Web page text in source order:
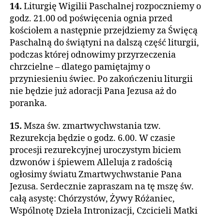
14. Liturgię Wigilii Paschalnej rozpoczniemy o
godz. 21.00 od poświęcenia ognia przed
kościołem a następnie przejdziemy za Święcą
Paschalną do świątyni na dalszą część liturgii,
podczas której odnowimy przyrzeczenia
chrzcielne – dlatego pamiętajmy o
przyniesieniu świec. Po zakończeniu liturgii
nie będzie już adoracji Pana Jezusa aż do
poranka.
15. Msza św. zmartwychwstania tzw.
Rezurekcja będzie o godz. 6.00. W czasie
procesji rezurekcyjnej uroczystym biciem
dzwonów i śpiewem Alleluja z radością
ogłosimy światu Zmartwychwstanie Pana
Jezusa. Serdecznie zapraszam na tę mszę św.
całą asystę: Chórzystów, Żywy Różaniec,
Wspólnotę Dzieła Intronizacji, Czcicieli Matki